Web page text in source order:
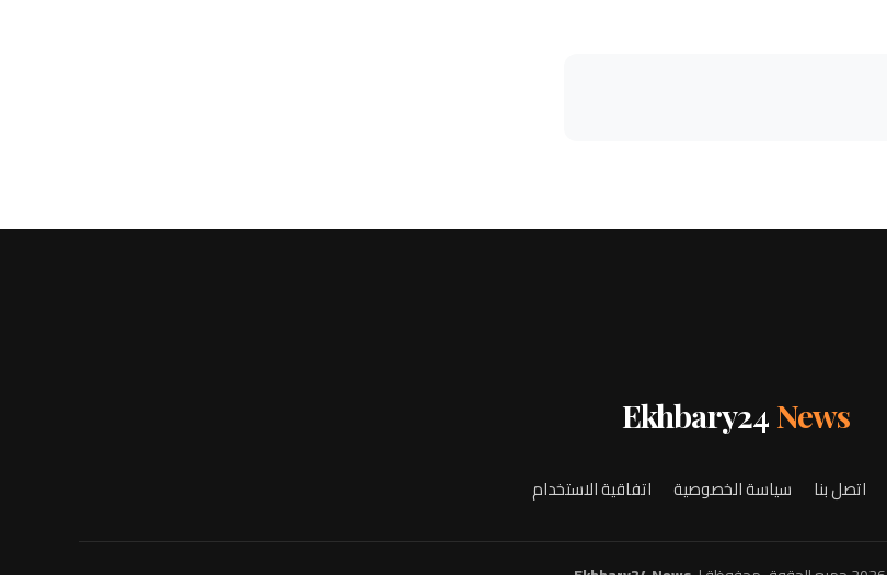
Ekhbary24 News
اتصل بنا سياسة الخصوصية اتفاقية الاستخدام